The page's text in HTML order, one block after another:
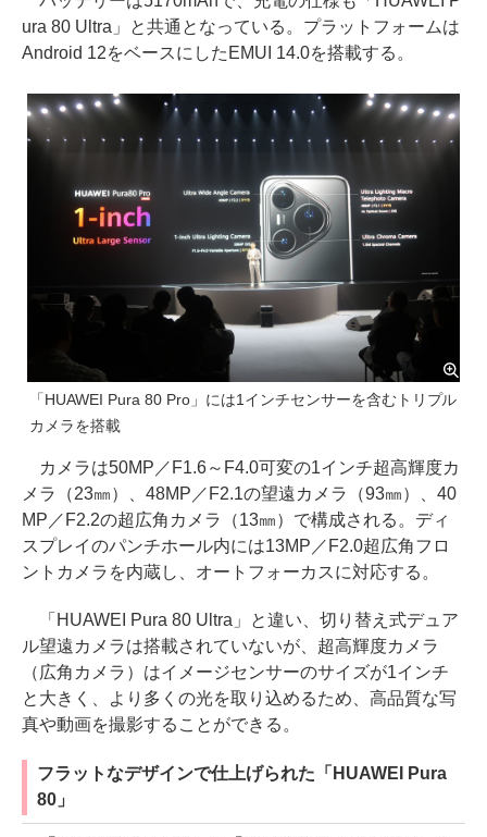
ura 80 Ultra」と共通となっている。プラットフォームは
Android 12をベースにしたEMUI 14.0を搭載する。
「HUAWEI Pura 80 Pro」には1インチセンサーを含むトリプル
カメラを搭載
カメラは50MP／F1.6～F4.0可変の1インチ超高輝度カ
メラ（23㎜）、48MP／F2.1の望遠カメラ（93㎜）、40
MP／F2.2の超広角カメラ（13㎜）で構成される。ディ
スプレイのパンチホール内には13MP／F2.0超広角フロ
ントカメラを内蔵し、オートフォーカスに対応する。
「HUAWEI Pura 80 Ultra」と違い、切り替え式デュア
ル望遠カメラは搭載されていないが、超高輝度カメラ
（広角カメラ）はイメージセンサーのサイズが1インチ
と大きく、より多くの光を取り込めるため、高品質な写
真や動画を撮影することができる。
フラットなデザインで仕上げられた「HUAWEI Pura
80」